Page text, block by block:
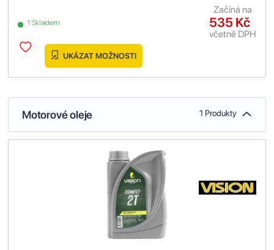
1 Skladem 535 Kč
včetně DPH
Začíná na
UKÁZAT MOŽNOSTI
Motorové oleje 1 Produkty